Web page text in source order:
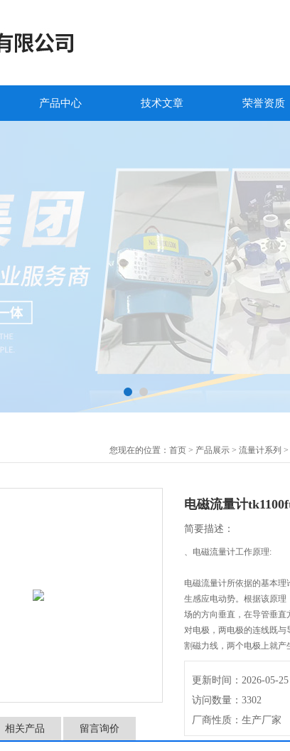
产品中心 技术文章 荣誉资质
您现在的位置： 首页 > 产品展示 > 流量计系列 >
电磁流量计
简要描述：
、电磁流量计工作原理:
电磁流量计所依据的基本
生感应电动势。根据该原
场的方向垂直，在导管垂
对电极，两电极的连线既
割磁力线，两个电极上就产
更新时间：2026-05-25
访问数量：3302
厂商性质：生产厂家
相关产品 留言询价